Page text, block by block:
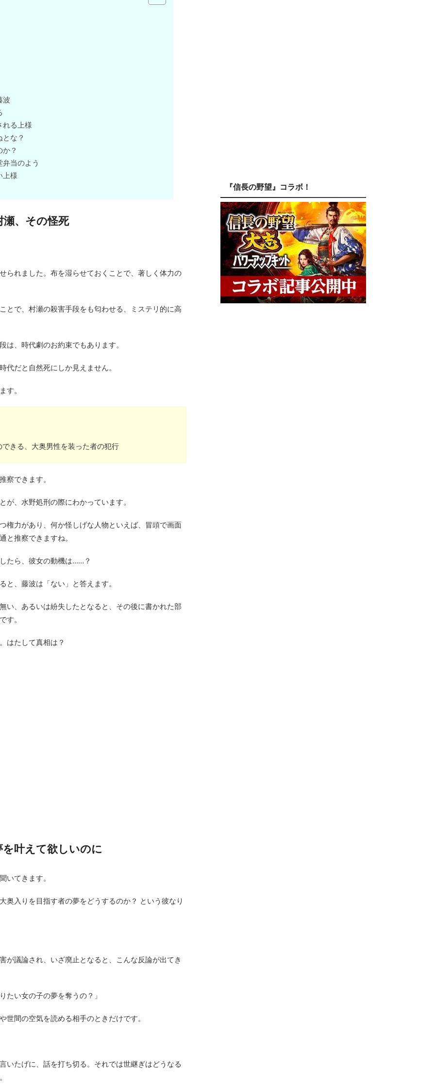
波
れる上様
な？
？
当のよう
上様
瀬、その怪死
られました。布を湿らせておくことで、著しく体力の
とで、村瀬の殺害手段をも匂わせる、ミステリ的に高
は、時代劇のお約束でもあります。
代だと自然死にしか見えません。
す。
きる、大奥男性を装った者の犯行
察できます。
が、水野処刑の際にわかっています。
権力があり、何か怪しげな人物といえば、冒頭で画面
推察できますね。
たら、彼女の動機は……？
と、藤波は「ない」と答えます。
い、あるいは紛失したとなると、その後に書かれた部
す。
はたして真相は？
を叶えて欲しいのに
いてきます。
奥入りを目指す者の夢をどうするのか？ という彼なり
が議論され、いざ廃止となると、こんな反論が出てき
たい女の子の夢を奪うの？」
間の空気を読める相手のときだけです。
いたげに、話を打ち切る。それでは世継ぎはどうなる
『信長の野望』コラボ！